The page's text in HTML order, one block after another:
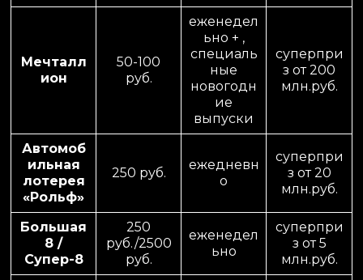
Мечталл
ион
50-100
руб.
еженедел
ьно + ,
специаль
ные
новогодн
ие
выпуски
суперпри
з от 200
млн.руб.
Автомоб
ильная
лотерея
«Рольф»
250 руб.
ежедневн
о
суперпри
з от 20
млн.руб.
Большая
8 /
Супер-8
250
руб./2500
руб.
еженедел
ьно
суперпри
з от 5
млн.руб.